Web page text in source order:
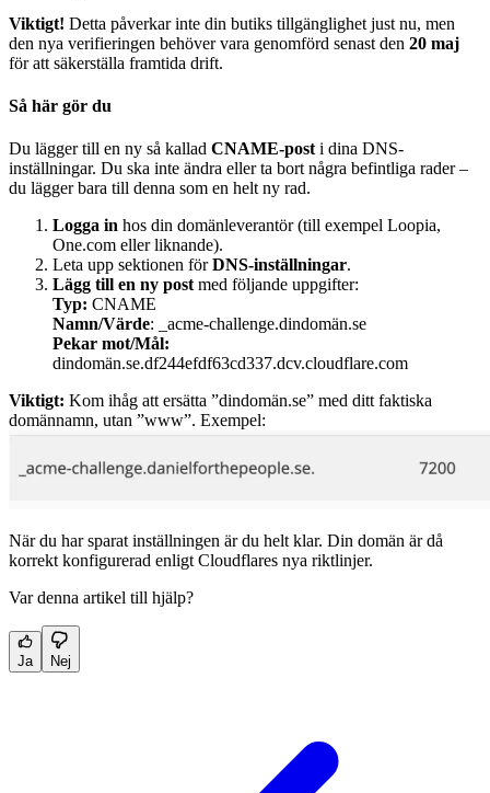
Viktigt! Detta påverkar inte din butiks tillgänglighet just nu, men
den nya verifieringen behöver vara genomförd senast den 20 maj
för att säkerställa framtida drift.
Så här gör du
Du lägger till en ny så kallad CNAME-posti dina DNS-
inställningar. Du ska inte ändra eller ta bort några befintliga rader –
du lägger bara till denna som en helt ny rad.
Logga in hos din domänleverantör (till exempel Loopia,
One.com eller liknande).
Leta upp sektionen förDNS-inställningar.
Lägg till en ny postmed följande uppgifter:
Typ: CNAME
Namn/Värde: _acme-challenge.dindomän.se
Pekar mot/Mål:
dindomän.se.df244efdf63cd337.dcv.cloudflare.com
Viktigt: Kom ihåg att ersätta ”dindomän.se” med ditt faktiska
domännamn, utan ”www”. Exempel:
När du har sparat inställningen är du helt klar. Din domän är då
korrekt konfigurerad enligt Cloudflares nya riktlinjer.
Var denna artikel till hjälp?
Ja Nej